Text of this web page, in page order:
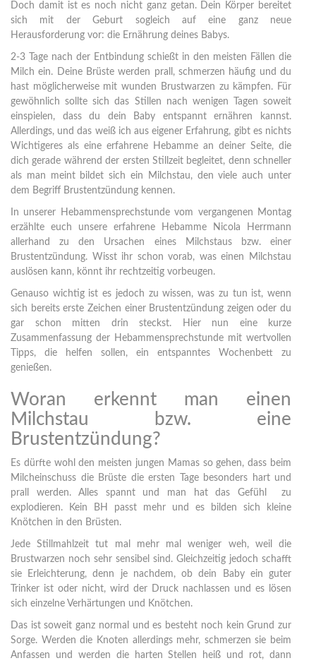
Doch damit ist es noch nicht ganz getan. Dein Körper bereitet
sich mit der Geburt sogleich auf eine ganz neue
Herausforderung vor: die Ernährung deines Babys.
2-3 Tage nach der Entbindung schießt in den meisten Fällen die
Milch ein. Deine Brüste werden prall, schmerzen häufig und du
hast möglicherweise mit wunden Brustwarzen zu kämpfen. Für
gewöhnlich sollte sich das Stillen nach wenigen Tagen soweit
einspielen, dass du dein Baby entspannt ernähren kannst.
Allerdings, und das weiß ich aus eigener Erfahrung, gibt es nichts
Wichtigeres als eine erfahrene Hebamme an deiner Seite, die
dich gerade während der ersten Stillzeit begleitet, denn schneller
als man meint bildet sich ein Milchstau, den viele auch unter
dem Begriff Brustentzündung kennen.
In unserer Hebammensprechstunde vom vergangenen Montag
erzählte euch unsere erfahrene Hebamme Nicola Herrmann
allerhand zu den Ursachen eines Milchstaus bzw. einer
Brustentzündung. Wisst ihr schon vorab, was einen Milchstau
auslösen kann, könnt ihr rechtzeitig vorbeugen.
Genauso wichtig ist es jedoch zu wissen, was zu tun ist, wenn
sich bereits erste Zeichen einer Brustentzündung zeigen oder du
gar schon mitten drin steckst. Hier nun eine kurze
Zusammenfassung der Hebammensprechstunde mit wertvollen
Tipps, die helfen sollen, ein entspanntes Wochenbett zu
genießen.
Woran erkennt man einen
Milchstau bzw. eine
Brustentzündung?
Es dürfte wohl den meisten jungen Mamas so gehen, dass beim
Milcheinschuss die Brüste die ersten Tage besonders hart und
prall werden. Alles spannt und man hat das Gefühl zu
explodieren. Kein BH passt mehr und es bilden sich kleine
Knötchen in den Brüsten.
Jede Stillmahlzeit tut mal mehr mal weniger weh, weil die
Brustwarzen noch sehr sensibel sind. Gleichzeitig jedoch schafft
sie Erleichterung, denn je nachdem, ob dein Baby ein guter
Trinker ist oder nicht, wird der Druck nachlassen und es lösen
sich einzelne Verhärtungen und Knötchen.
Das ist soweit ganz normal und es besteht noch kein Grund zur
Sorge. Werden die Knoten allerdings mehr, schmerzen sie beim
Anfassen und werden die harten Stellen heiß und rot, dann